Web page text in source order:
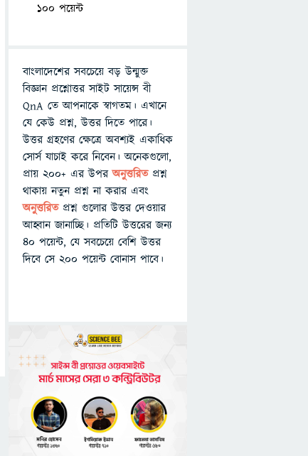
100 পয়েন্ট
বাংলাদেশের সবচেয়ে বড় উন্মুক্ত
বিজ্ঞান প্রশ্নোত্তর সাইট সায়েন্স বী
QnA তে আপনাকে স্বাগতম। এখানে
যে কেউ প্রশ্ন, উত্তর দিতে পারে।
উত্তর গ্রহণের ক্ষেত্রে অবশ্যই একাধিক
সোর্স যাচাই করে নিবেন। অনেকগুলো,
প্রায় ২০০+ এর উপরঅনুত্তরিতপ্রশ্ন
থাকায় নতুন প্রশ্ন না করার এবং
অনুত্তরিত প্রশ্ন গুলোর উত্তর দেওয়ার
আহ্বান জানাচ্ছি। প্রতিটি উত্তরের জন্য
৪০ পয়েন্ট, যে সবচেয়ে বেশি উত্তর
দিবে সে ২০০ পয়েন্ট বোনাস পাবে।